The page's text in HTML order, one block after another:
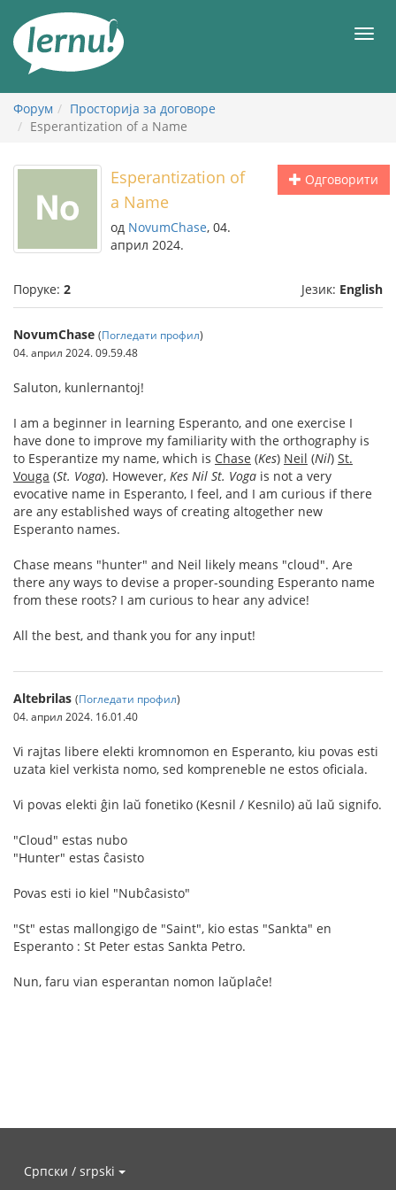
садржају
Форум
Просторија за договоре
Esperantization of a Name
Одговорити
Esperantization of
a Name
од NovumChase, 04.
април 2024.
Поруке: 2 Језик: English
NovumChase (Погледати профил)
04. април 2024. 09.59.48
Saluton, kunlernantoj!
I am a beginner in learning Esperanto, and one exercise I
have done to improve my familiarity with the orthography is
to Esperantize my name, which is Chase (Kes) Neil (Nil) St.
Vouga (St. Voga). However, Kes Nil St. Voga is not a very
evocative name in Esperanto, I feel, and I am curious if there
are any established ways of creating altogether new
Esperanto names.
Chase means "hunter" and Neil likely means "cloud". Are
there any ways to devise a proper-sounding Esperanto name
from these roots? I am curious to hear any advice!
All the best, and thank you for any input!
Altebrilas (Погледати профил)
04. април 2024. 16.01.40
Vi rajtas libere elekti kromnomon en Esperanto, kiu povas esti
uzata kiel verkista nomo, sed kompreneble ne estos oficiala.
Vi povas elekti ĝin laŭ fonetiko (Kesnil / Kesnilo) aŭ laŭ signifo.
"Cloud" estas nubo
"Hunter" estas ĉasisto
Povas esti io kiel "Nubĉasisto"
"St" estas mallongigo de "Saint", kio estas "Sankta" en
Esperanto : St Peter estas Sankta Petro.
Nun, faru vian esperantan nomon laŭplaĉe!
Српски / srpski